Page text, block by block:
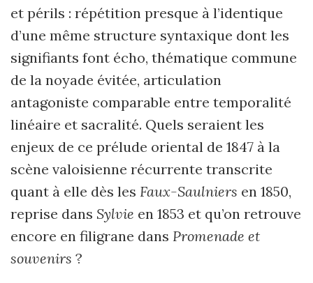
et périls : répétition presque à l’identique
d’une même structure syntaxique dont les
signifiants font écho, thématique commune
de la noyade évitée, articulation
antagoniste comparable entre temporalité
linéaire et sacralité. Quels seraient les
enjeux de ce prélude oriental de 1847 à la
scène valoisienne récurrente transcrite
quant à elle dès les Faux-Saulniers en 1850,
reprise dans Sylvie en 1853 et qu’on retrouve
encore en filigrane dans Promenade et
souvenirs ?